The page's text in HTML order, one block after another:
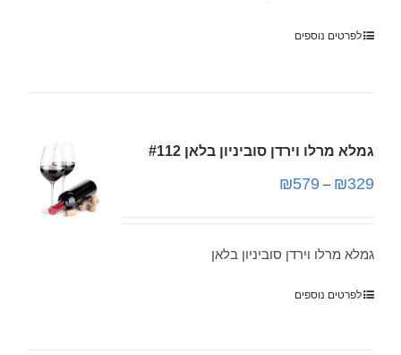
לפרטים נוספים
גמלא מרלו וירדן סוביניון בלאן #112
₪329
–
₪579
גמלא מרלו וירדן סוביניון בלאן
לפרטים נוספים